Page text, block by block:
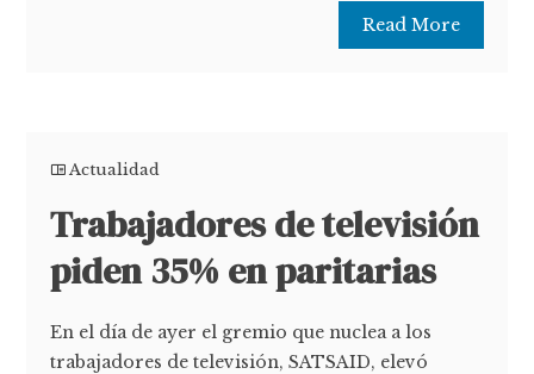
Read More
Actualidad
Trabajadores de televisión
piden 35% en paritarias
En el día de ayer el gremio que nuclea a los
trabajadores de televisión, SATSAID, elevó